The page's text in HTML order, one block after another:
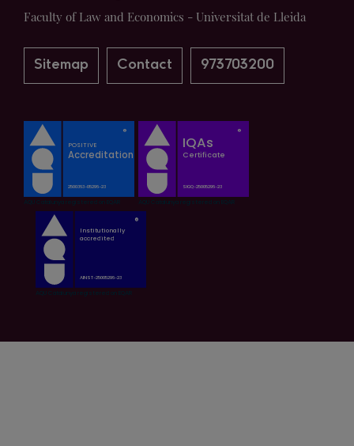
Faculty of Law and Economics - Universitat de Lleida
Sitemap Contact 973703200